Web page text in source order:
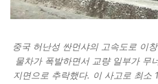
중국 허난성 싼먼샤의 고속도로 이
물차가 폭발하면서 교량 일부가 무
지면으로 추락했다. 이 사고로 최소